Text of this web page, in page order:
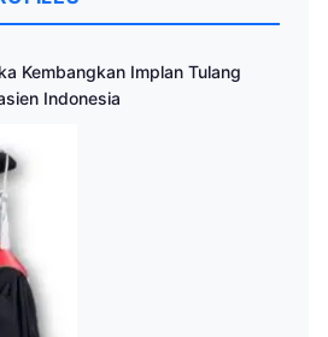
Kembangkan Implan Tulang
Indonesia